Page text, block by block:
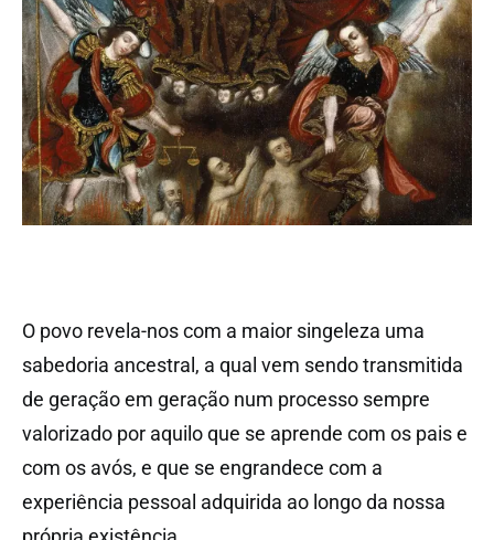
O povo revela-nos com a maior singeleza uma
sabedoria ancestral, a qual vem sendo transmitida
de geração em geração num processo sempre
valorizado por aquilo que se aprende com os pais e
com os avós, e que se engrandece com a
experiência pessoal adquirida ao longo da nossa